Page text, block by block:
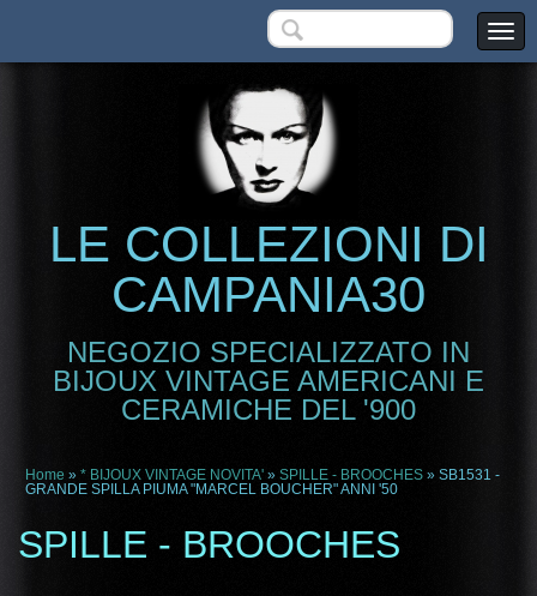
LE COLLEZIONI DI
CAMPANIA30
NEGOZIO SPECIALIZZATO IN
BIJOUX VINTAGE AMERICANI E
CERAMICHE DEL '900
Home » * BIJOUX VINTAGE NOVITA' » SPILLE - BROOCHES » SB1531 -
GRANDE SPILLA PIUMA "MARCEL BOUCHER" ANNI '50
SPILLE - BROOCHES